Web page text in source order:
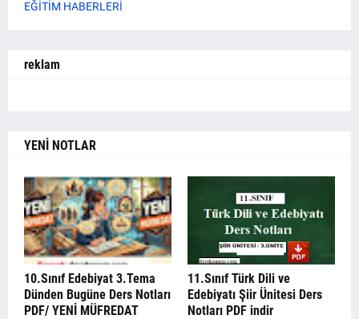
EĞİTİM HABERLERİ
reklam
YENİ NOTLAR
10.Sınıf Edebiyat 3.Tema
Dünden Bugüne Ders Notları
PDF/ YENİ MÜFREDAT
11.Sınıf Türk Dili ve
Edebiyatı Şiir Ünitesi Ders
Notları PDF indir